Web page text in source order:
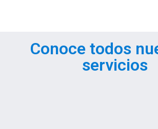
Conoce todos
servicios